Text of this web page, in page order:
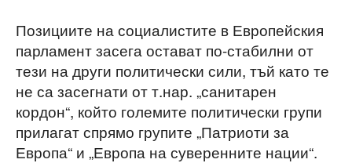
Позициите на социалистите в Европейския
парламент засега остават по-стабилни от
тези на други политически сили, тъй като те
не са засегнати от т.нар. „санитарен
кордон“, който големите политически групи
прилагат спрямо групите „Патриоти за
Европа“ и „Европа на суверенните нации“.